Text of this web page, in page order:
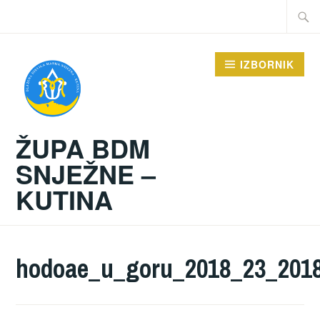
Traži:
ŽUPA BDM
SNJEŽNE –
KUTINA
IZBORNIK